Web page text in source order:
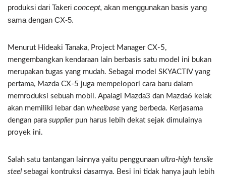
produksi dari Takeri concept, akan menggunakan basis yang
sama dengan CX-5.
Menurut Hideaki Tanaka, Project Manager CX-5,
mengembangkan kendaraan lain berbasis satu model ini bukan
merupakan tugas yang mudah. Sebagai model SKYACTIV yang
pertama, Mazda CX-5 juga mempelopori cara baru dalam
memroduksi sebuah mobil. Apalagi Mazda3 dan Mazda6 kelak
akan memiliki lebar dan wheelbase yang berbeda. Kerjasama
dengan para supplier pun harus lebih dekat sejak dimulainya
proyek ini.
Salah satu tantangan lainnya yaitu penggunaan ultra-high tensile
steel sebagai kontruksi dasarnya. Besi ini tidak hanya jauh lebih